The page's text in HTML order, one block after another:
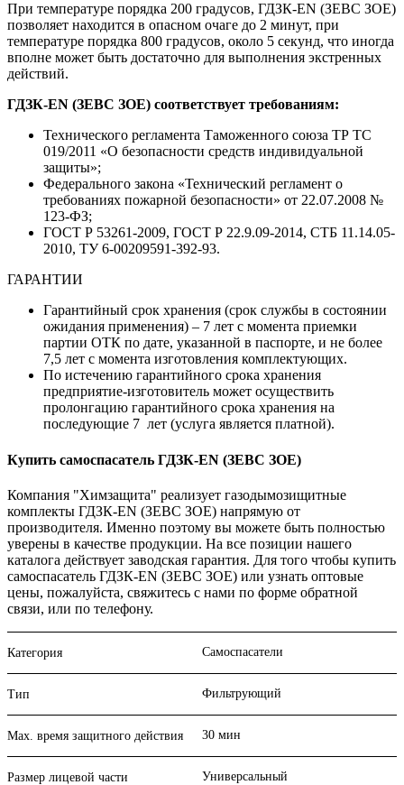
При температуре порядка 200 градусов, ГДЗК-EN (ЗЕВС ЗOЕ)
позволяет находится в опасном очаге до 2 минут, при
температуре порядка 800 градусов, около 5 секунд, что иногда
вполне может быть достаточно для выполнения экстренных
действий.
ГДЗК-EN (ЗЕВС ЗOЕ) соответствует требованиям:
Технического регламента Таможенного союза ТР ТС
019/2011 «О безопасности средств индивидуальной
защиты»;
Федерального закона «Технический регламент о
требованиях пожарной безопасности» от 22.07.2008 №
123-ФЗ;
ГОСТ Р 53261-2009, ГОСТ Р 22.9.09-2014, СТБ 11.14.05-
2010, ТУ 6-00209591-392-93.
ГАРАНТИИ
Гарантийный срок хранения (срок службы в состоянии
ожидания применения) – 7 лет с момента приемки
партии ОТК по дате, указанной в паспорте, и не более
7,5 лет с момента изготовления комплектующих.
По истечению гарантийного срока хранения
предприятие-изготовитель может осуществить
пролонгацию гарантийного срока хранения на
последующие 7 лет (услуга является платной).
Купить самоспасатель ГДЗК-EN (ЗЕВС ЗOЕ)
Компания "Химзащита" реализует газодымозищитные
комплекты ГДЗК-EN (ЗЕВС ЗOЕ) напрямую от
производителя. Именно поэтому вы можете быть полностью
уверены в качестве продукции. На все позиции нашего
каталога действует заводская гарантия. Для того чтобы купить
самоспасатель ГДЗК-EN (ЗЕВС ЗOЕ) или узнать оптовые
цены, пожалуйста, свяжитесь с нами по форме обратной
связи, или по телефону.
Категория Самоспасатели
Тип Фильтрующий
Max. время защитного действия 30 мин
Размер лицевой части Универсальный